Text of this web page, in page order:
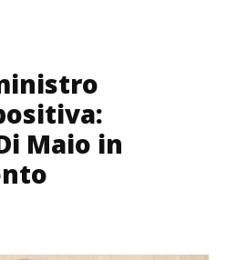
Maio in